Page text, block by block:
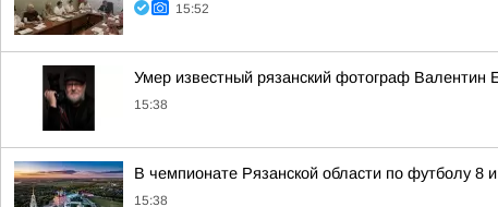
15:52
Умер известный рязанский фотограф Валентин
15:38
В чемпионате Рязанской области по футболу 8 и
15:38